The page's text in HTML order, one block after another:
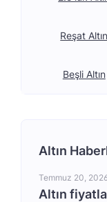
Reşat Altın
Beşli Altın
Altın
Temmuz 20,
Altın